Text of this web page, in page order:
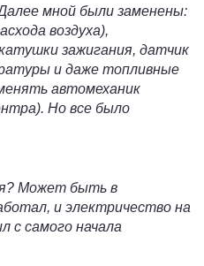
мной были заменены:
воздуха),
зажигания, датчик
и даже топливные
автомеханик
Но все было
Может быть в
и электричество на
с самого начала